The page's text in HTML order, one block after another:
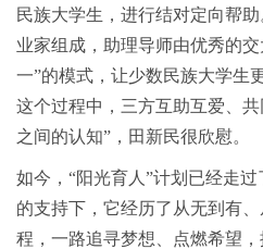
民族大学生，进行结对定向帮
业家组成，助理导师由优秀的
一”的模式，让少数民族大学生
这个过程中，三方互助互爱、
之间的认知”，田新民很欣慰。
如今，“阳光育人”计划已经走
的支持下，它经历了从无到有
程，一路追寻梦想、点燃希望